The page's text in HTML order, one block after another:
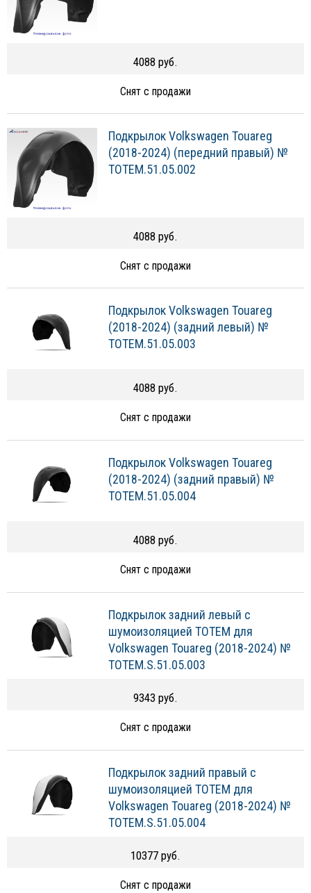
4088 руб.
Снят с продажи
Подкрылок Volkswagen Touareg
(2018-2024) (передний правый) №
TOTEM.51.05.002
4088 руб.
Снят с продажи
Подкрылок Volkswagen Touareg
(2018-2024) (задний левый) №
TOTEM.51.05.003
4088 руб.
Снят с продажи
Подкрылок Volkswagen Touareg
(2018-2024) (задний правый) №
TOTEM.51.05.004
4088 руб.
Снят с продажи
Подкрылок задний левый с
шумоизоляцией TOTEM для
Volkswagen Touareg (2018-2024) №
TOTEM.S.51.05.003
9343 руб.
Снят с продажи
Подкрылок задний правый с
шумоизоляцией TOTEM для
Volkswagen Touareg (2018-2024) №
TOTEM.S.51.05.004
10377 руб.
Снят с продажи